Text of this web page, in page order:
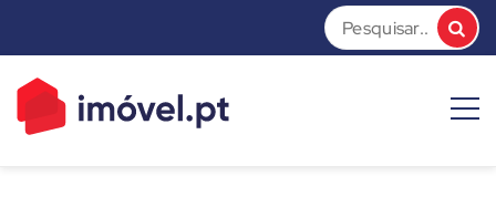
content